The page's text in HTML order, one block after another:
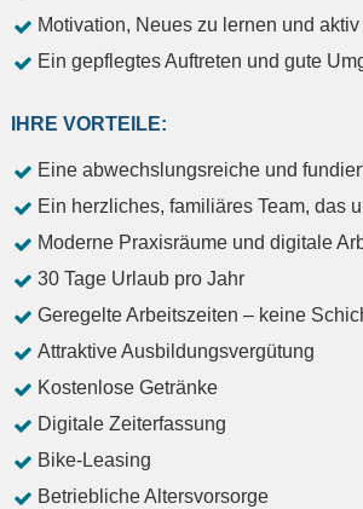
Motivation, Neues zu lernen und
Ein gepflegtes Auftreten und gute
IHRE VORTEILE:
Eine abwechslungsreiche und
Ein herzliches, familiäres Team, das
Moderne Praxisräume und digitale
30 Tage Urlaub pro Jahr
Geregelte Arbeitszeiten – keine
Attraktive Ausbildungsvergütung
Kostenlose Getränke
Digitale Zeiterfassung
Bike-Leasing
Betriebliche Altersvorsorge